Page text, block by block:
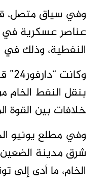
وفي سياق متصل،
عناصر عسكرية في
النفطية، وذلك في
بنقل النفط
خلافات بين القوة
وفي مطلع يونيو
شرق مدينة
الخام، ما أدى إلى